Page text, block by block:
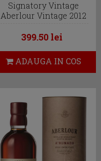
Signatory Vintage
Aberlour Vintage 2012
399.50 lei
ADAUGA IN COS